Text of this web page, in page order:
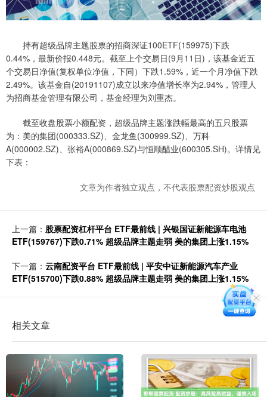
持有超级品牌主题股票的招商深证100ETF(159975)下跌
0.44%，最新价报0.448元。截至上个交易日(9月11日)，该基金近五
个交易日净值(复权单位净值，下同）下跌1.59%，近一个月净值下跌
2.49%。该基金自(20191107)成立以来净值增长率为2.94%，管理人
为招商基金管理有限公司，基金经理为刘重杰。
截至收盘股票小额配资，超级品牌主题涨跌幅最高的五只股票
为：美的集团(000333.SZ)、金龙鱼(300999.SZ)、万科
A(000002.SZ)、张裕A(000869.SZ)与恒顺醋业(600305.SH)。详情见
下表：
文章为作者独立观点，不代表股票配资炒股观点
上一篇： 股票配资杠杆平台 ETF最前线 | 兴银国证新能源车电池
ETF(159767)下跌0.71% 超级品牌主题走弱 美的集团上涨1.15%
下一篇： 云南配资平台 ETF最前线 | 平安中证新能源汽车产业
ETF(515700)下跌0.88% 超级品牌主题走弱 美的集团上涨1.15%
相关文章